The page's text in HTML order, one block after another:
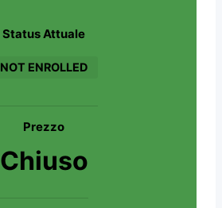
Status Attuale
NOT ENROLLED
Prezzo
Chiuso